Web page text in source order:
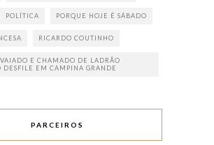
POLÍTICA PORQUE HOJE É SÁBADO
RICARDO COUTINHO
E CHAMADO DE LADRÃO
DESFILE EM CAMPINA GRANDE
PARCEIROS